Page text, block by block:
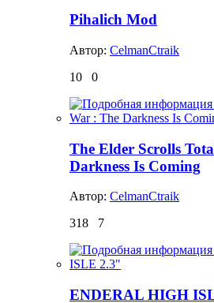
Pihalich Mod
Автор: CelmanCtraik
10
0
The Elder Scrolls
Darkness Is Coming
Автор: CelmanCtraik
318
7
ENDERAL HIGH